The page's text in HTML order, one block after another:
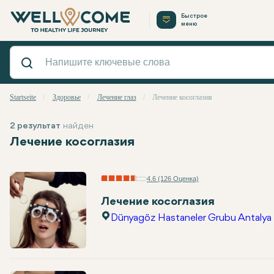
Быстрое
меню
Startseite Здоровье Лечение глаз Лечение косоглазия
Лечение косоглазия
2 результат найден
4.6 (126 Оценка)
Лечение косоглазия
Dünyagöz Hastaneler Grubu Antalya